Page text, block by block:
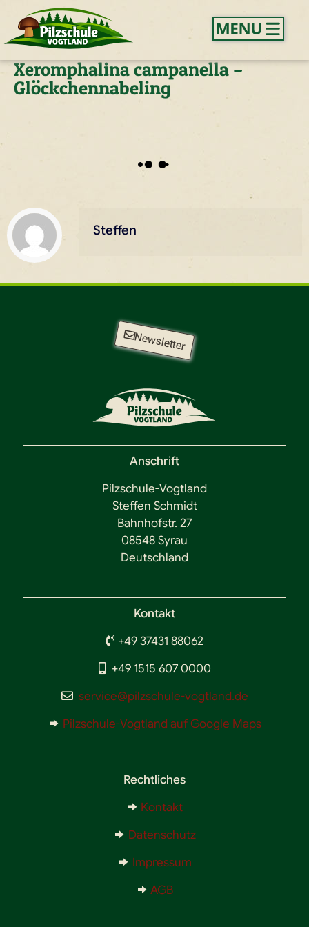
Xeromphalina campanella –
Glöckchennabeling
Steffen
Newsletter
Anschrift
Pilzschule-Vogtland
Steffen Schmidt
Bahnhofstr. 27
08548 Syrau
Deutschland
Kontakt
+49 37431 88062
+49 1515 607 0000
service@pilzschule-vogtland.de
Pilzschule-Vogtland auf Google Maps
Rechtliches
Kontakt
Datenschutz
Impressum
AGB